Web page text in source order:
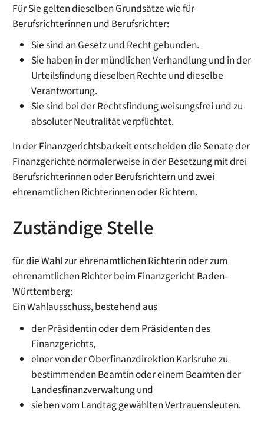
Für Sie gelten dieselben Grundsätze wie für
Berufsrichterinnen und Berufsrichter:
Sie sind an Gesetz und Recht gebunden.
Sie haben in der mündlichen Verhandlung und in der
Urteilsfindung dieselben Rechte und dieselbe
Verantwortung.
Sie sind bei der Rechtsfindung weisungsfrei und zu
absoluter Neutralität verpflichtet.
In der Finanzgerichtsbarkeit entscheiden die Senate der
Finanzgerichte normalerweise in der Besetzung mit drei
Berufsrichterinnen oder Berufsrichtern und zwei
ehrenamtlichen Richterinnen oder Richtern.
Zuständige Stelle
für die Wahl zur ehrenamtlichen Richterin oder zum
ehrenamtlichen Richter beim Finanzgericht Baden-
Württemberg:
Ein Wahlausschuss, bestehend aus
der Präsidentin oder dem Präsidenten des
Finanzgerichts,
einer von der Oberfinanzdirektion Karlsruhe zu
bestimmenden Beamtin oder einem Beamten der
Landesfinanzverwaltung und
sieben vom Landtag gewählten Vertrauensleuten.